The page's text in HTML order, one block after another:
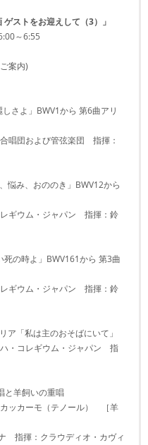
ストをお迎えして（3）」
～6:55
案内)
さよ」BWV1から 第6曲アリ
唱団および管弦楽団 指揮：
悩み、おののき」BWV12から
ギウム・ジャパン 指揮：鈴
の時よ」BWV161から 第3曲
ギウム・ジャパン 指揮：鈴
「私は主のおそばにいて」
・コレギウム・ジャパン 指
と羊飼いの重唱
ッカーモ（テノール） ［羊
指揮：クラウディオ・カヴィ